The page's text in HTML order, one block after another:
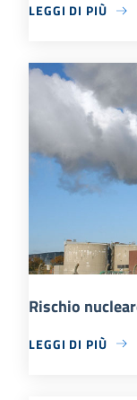
LEGGI DI PIÙ
Rischio
LEGGI DI PIÙ